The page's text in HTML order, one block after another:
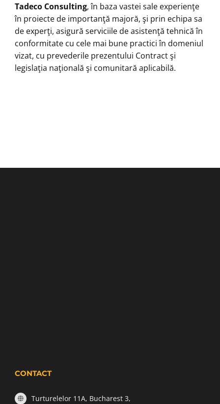
Tadeco Consulting, în baza vastei sale experienţe
în proiecte de importanţă majoră, şi prin echipa sa
de experţi, asigură serviciile de asistenţă tehnică în
conformitate cu cele mai bune practici în domeniul
vizat, cu prevederile prezentului Contract şi
legislaţia naţională şi comunitară aplicabilă.
CONTACT
Turturelelor 11A, Bucharest 3,